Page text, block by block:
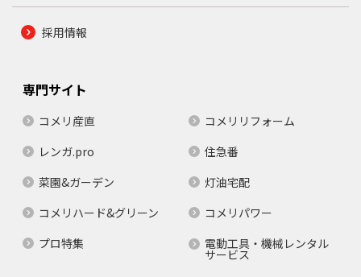
採用情報
専門サイト
コメリ産直
コメリリフォーム
レンガ.pro
住急番
菜園&ガーデン
灯油宅配
コメリハード&グリーン
コメリパワー
プロ特集
電動工具・機械レンタル
サービス